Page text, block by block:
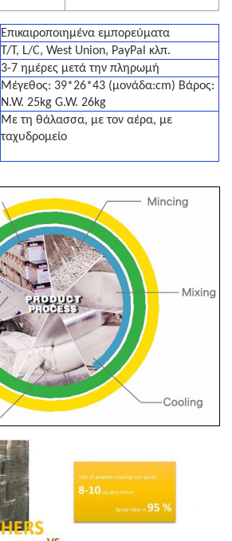
Επικαιροποιημένα εμπορεύματα
T/T, L/C, West Union, PayPal κλπ.
3-7 ημέρες μετά την πληρωμή
Μέγεθος: 39*26*43 (μονάδα:cm) Βάρος:
N.W. 25kg G.W. 26kg
Με τη θάλασσα, με τον αέρα, με
ταχυδρομείο